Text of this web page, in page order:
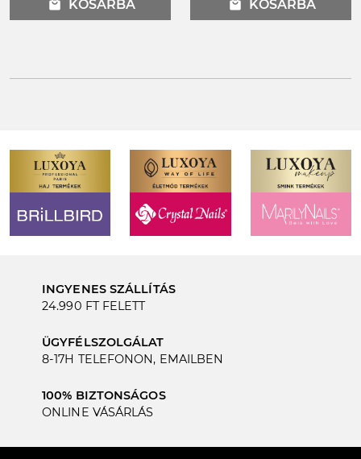
local_mall KOSÁRBA local_mall KOSÁRBA
INGYENES SZÁLLÍTÁS
24.990 FT FELETT
ÜGYFÉLSZOLGÁLAT
8-17H TELEFONON, EMAILBEN
100% BIZTONSÁGOS
ONLINE VÁSÁRLÁS